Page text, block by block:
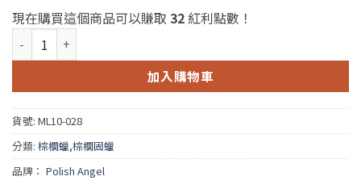
現在購買這個商品可以賺取 32紅利點數！
Polish Angel Carnaubaflockencreme Snowwhite 100ml (天使
加入購物車
貨號: ML10-028
分類: 棕櫚蠟,棕櫚固蠟
品牌： Polish Angel